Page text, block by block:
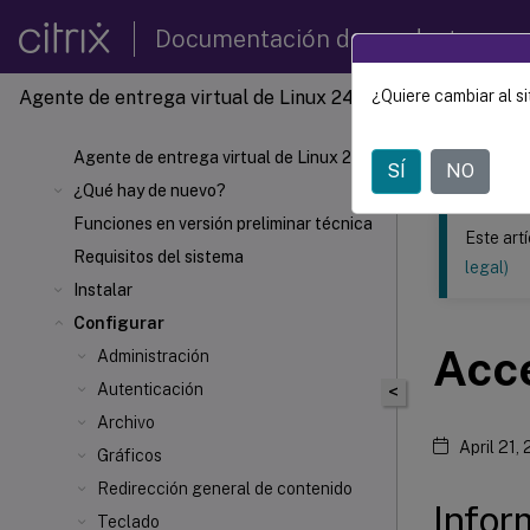
Documentación de productos
Agente de entrega virtual de Linux 2407
Agente de entrega virtual de Linux 2407
¿Qué hay de nuevo?
Funciones en versión preliminar técnica
Requisitos del sistema
Instalar
Configurar
Administración
Autenticación
Archivo
Gráficos
Redirección general de contenido
Teclado
Este
<
Este
legal)
April 21,
¿Quiere cambiar al
SÍ NO